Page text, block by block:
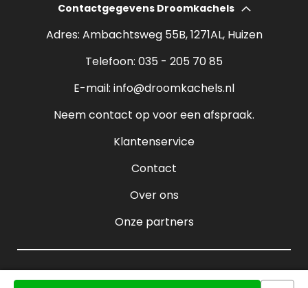
Bio ethanol haarden
Sfeerhaarden
Open haard
Contactgegevens Droomkachels
Adres: Ambachtsweg 55B, 1271AL, Huizen
Telefoon: 035 - 205 70 85
E-mail: info@droomkachels.nl
Neem contact op voor een afspraak.
Klantenservice
Contact
Over ons
Onze partners